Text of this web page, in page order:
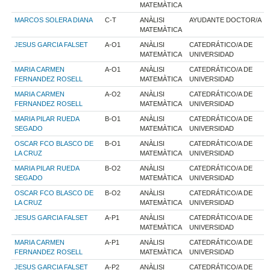
MATEMÀTICA
MARCOS SOLERA DIANA C-T
ANÀLISI
MATEMÀTICA
AYUDANTE DOCTOR/A
JESUS GARCIA FALSET A-O1
ANÀLISI
MATEMÀTICA
CATEDRÁTICO/A DE
UNIVERSIDAD
MARIA CARMEN
FERNANDEZ ROSELL
A-O1
ANÀLISI
MATEMÀTICA
CATEDRÁTICO/A DE
UNIVERSIDAD
MARIA CARMEN
FERNANDEZ ROSELL
A-O2
ANÀLISI
MATEMÀTICA
CATEDRÁTICO/A DE
UNIVERSIDAD
MARIA PILAR RUEDA
SEGADO
B-O1
ANÀLISI
MATEMÀTICA
CATEDRÁTICO/A DE
UNIVERSIDAD
OSCAR FCO BLASCO DE
LA CRUZ
B-O1
ANÀLISI
MATEMÀTICA
CATEDRÁTICO/A DE
UNIVERSIDAD
MARIA PILAR RUEDA
SEGADO
B-O2
ANÀLISI
MATEMÀTICA
CATEDRÁTICO/A DE
UNIVERSIDAD
OSCAR FCO BLASCO DE
LA CRUZ
B-O2
ANÀLISI
MATEMÀTICA
CATEDRÁTICO/A DE
UNIVERSIDAD
JESUS GARCIA FALSET A-P1
ANÀLISI
MATEMÀTICA
CATEDRÁTICO/A DE
UNIVERSIDAD
MARIA CARMEN
FERNANDEZ ROSELL
A-P1
ANÀLISI
MATEMÀTICA
CATEDRÁTICO/A DE
UNIVERSIDAD
JESUS GARCIA FALSET A-P2
ANÀLISI
CATEDRÁTICO/A DE